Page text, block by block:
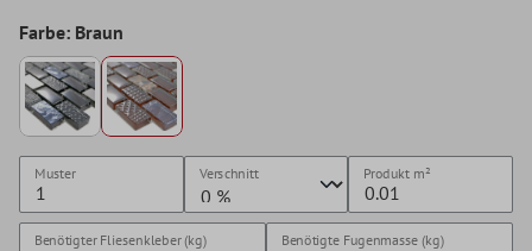
Farbe: Braun
Muster Verschnitt Produkt m²
Benötigter Fliesenkleber (kg) Benötigte Fugenmasse (kg)